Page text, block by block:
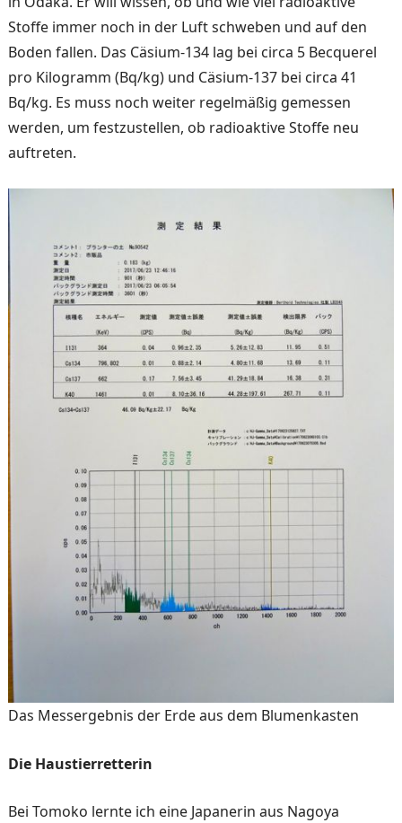
Stoffe immer noch in der Luft schweben und auf den
Boden fallen. Das Cäsi­um-134 lag bei circa 5 Bec­querel
pro Kilogramm (Bq/kg) und Cäsium-137 bei circa 41
Bq/kg. Es muss noch weiter regelmäßig gemessen
werden, um festzustellen, ob radioak­tive Stoffe neu
auftreten.
Das Messergebnis der Erde aus dem Blumenkasten
Die Haustierretterin
Bei Tomoko lernte ich eine Japanerin aus Nagoya